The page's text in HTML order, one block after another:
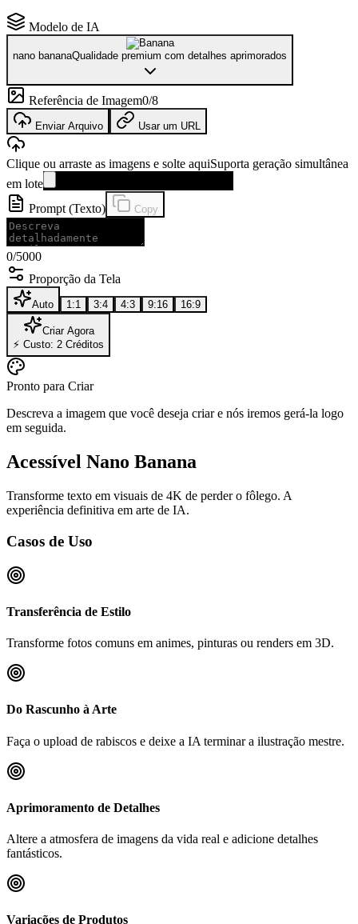
Modelo de IA
nano bananaQualidade premium com detalhes aprimorados
Referência de Imagem0/8
Enviar Arquivo Usar um URL
Clique ou arraste as imagens e solte aquiSuporta geração simultânea
em lote
Prompt (Texto)
Copy
0/5000
Proporção da Tela
Auto 1:1 3:4 4:3 9:16 16:9
Criar Agora
⚡ Custo: 2 Créditos
Pronto para Criar
Descreva a imagem que você deseja criar e nós iremos gerá-la logo
em seguida.
Acessível Nano Banana
Transforme texto em visuais de 4K de perder o fôlego. A
experiência definitiva em arte de IA.
Casos de Uso
Transferência de Estilo
Transforme fotos comuns em animes, pinturas ou renders em 3D.
Do Rascunho à Arte
Faça o upload de rabiscos e deixe a IA terminar a ilustração mestre.
Aprimoramento de Detalhes
Altere a atmosfera de imagens da vida real e adicione detalhes
fantásticos.
Variações de Produtos